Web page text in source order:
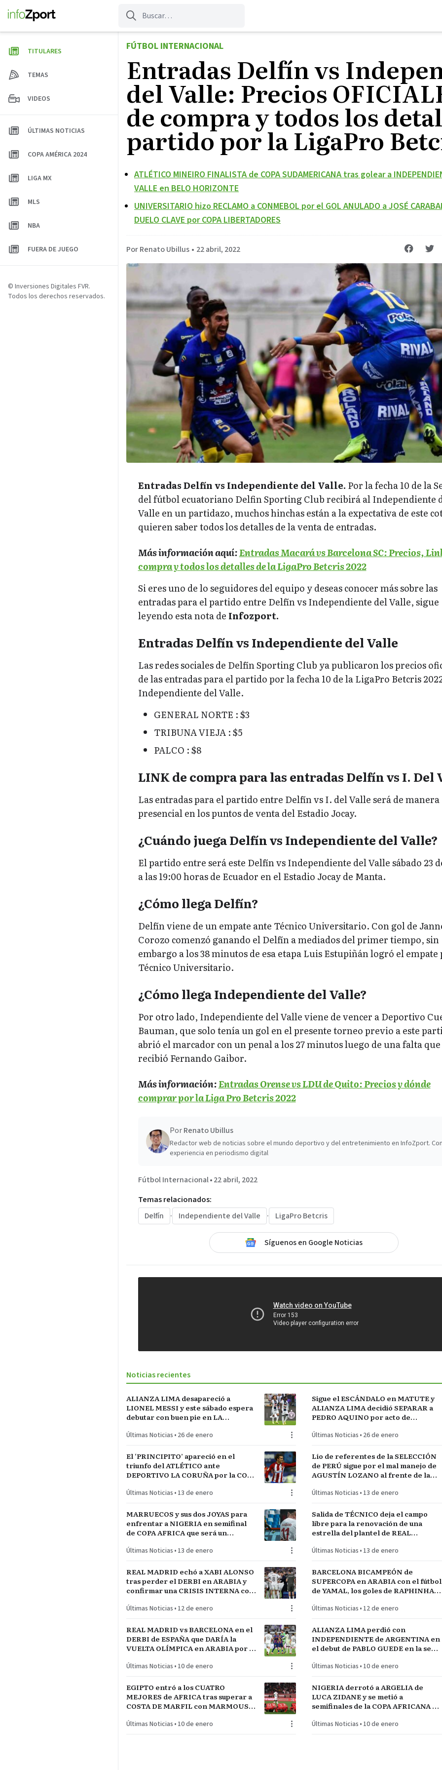
contenido
FÚTBOL INTERNACIONAL
Entradas Delfín vs
del Valle: Precios
de compra y todos los
partido por la LigaPro
ATLÉTICO MINEIRO FINALISTA de COPA SUDAMERICANA tras golear a
VALLE en BELO HORIZONTE
UNIVERSITARIO hizo RECLAMO a CONMEBOL por el GOL ANULADO a JOSÉ
DUELO CLAVE por COPA LIBERTADORES
Por Renato Ubillus • 22 abril, 2022
Entradas Delfín vs Independiente del Valle. Por la fecha 10 de la
del fútbol ecuatoriano Delfin Sporting Club recibirá al Independiente
Valle en un partidazo, muchos hinchas están a la expectativa de este
quieren saber todos los detalles de la venta de entradas.
Más información aquí:Entradas Macará vs Barcelona SC: Precios,
compra y todos los detalles de la LigaPro Betcris 2022
Si eres uno de lo seguidores del equipo y deseas conocer más sobre las
entradas para el partido entre Delfín vs Independiente del Valle, sigue
leyendo esta nota de Infozport.
Entradas Delfín vs Independiente del Valle
Las redes sociales de Delfín Sporting Club ya publicaron los precios
de las entradas para el partido por la fecha 10 de la LigaPro Betcris
Independiente del Valle.
GENERAL NORTE : $3
TRIBUNA VIEJA : $5
PALCO : $8
LINK de compra para las entradas Delfín vs I. Del
Las entradas para el partido entre Delfín vs I. del Valle será de manera
presencial en los puntos de venta del Estadio Jocay.
¿Cuándo juega Delfín vs Independiente del Valle?
El partido entre será este Delfín vs Independiente del Valle sábado 23
a las 19:00 horas de Ecuador en el Estadio Jocay de Manta.
¿Cómo llega Delfín?
Delfín viene de un empate ante Técnico Universitario. Con gol de
Corozo comenzó ganando el Delfín a mediados del primer tiempo, sin
embargo a los 38 minutos de esa etapa Luis Estupiñán logró el empate
Técnico Universitario.
¿Cómo llega Independiente del Valle?
Por otro lado, Independiente del Valle viene de vencer a Deportivo
Bauman, que solo tenía un gol en el presente torneo previo a este
abrió el marcador con un penal a los 27 minutos luego de una falta que
recibió Fernando Gaibor.
Más información:Entradas Orense vs LDU de Quito: Precios y dónde
comprar por la Liga Pro Betcris 2022
PorRenato Ubillus
Redactor web de noticias sobre el mundo deportivo y del entretenimiento en InfoZport.
experiencia en periodismo digital
Fútbol Internacional•22 abril, 2022
Temas relacionados:
Delfín
· Independiente del Valle · LigaPro Betcris
Síguenos en Google Noticias
Noticias recientes
ALIANZA LIMA desapareció a
LIONEL MESSI y este sábado espera
debutar con buen pie en LA
Últimas Noticias • 26 de enero
Sigue el ESCÁNDALO en MATUTE y
ALIANZA LIMA decidió SEPARAR a
PEDRO AQUINO por acto de
Últimas Noticias • 26 de enero
El ‘PRINCIPITO’ apareció en el
triunfo del ATLÉTICO ante
DEPORTIVO LA CORUÑA por la COPA
Últimas Noticias • 13 de enero
Lío de referentes de la SELECCIÓN
de PERÚ sigue por el mal manejo de
AGUSTÍN LOZANO al frente de la
Últimas Noticias • 13 de enero
MARRUECOS y sus dos JOYAS para
enfrentar a NIGERIA en semifinal
de COPA AFRICA que será un
reservado
Últimas Noticias • 13 de enero
Salida de TÉCNICO deja el campo
libre para la renovación de una
estrella del plantel de REAL
Últimas Noticias • 13 de enero
REAL MADRID echó a XABI ALONSO
tras perder el DERBI en ARABIA y
confirmar una CRISIS INTERNA con
Últimas Noticias • 12 de enero
BARCELONA BICAMPEÓN de
SUPERCOPA en ARABIA con el fútbol
de YAMAL, los goles de RAPHINHA y
Últimas Noticias • 12 de enero
REAL MADRID vs BARCELONA en el
DERBI de ESPAÑA que DARÍA la
VUELTA OLÍMPICA en ARABIA por el
Últimas Noticias • 10 de enero
ALIANZA LIMA perdió con
INDEPENDIENTE de ARGENTINA en
el debut de PABLO GUEDE en la serie
Últimas Noticias • 10 de enero
EGIPTO entró a los CUATRO
MEJORES de AFRICA tras superar a
COSTA DE MARFIL con MARMOUSH
Últimas Noticias • 10 de enero
NIGERIA derrotó a ARGELIA de
LUCA ZIDANE y se metió a
semifinales de la COPA AFRICANA de
Últimas Noticias • 10 de enero
TITULARES
TEMAS
VIDEOS
ÚLTIMAS NOTICIAS
COPA AMÉRICA 2024
LIGA MX
MLS
NBA
FUERA DE JUEGO
© Inversiones Digitales FVR.
Todos los derechos reservados.